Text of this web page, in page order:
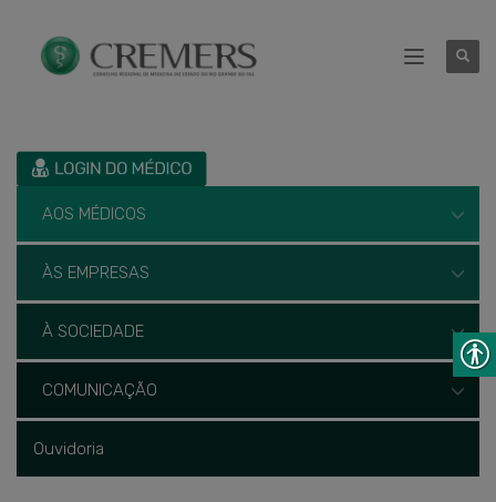
AOS MÉDICOS
ÀS EMPRESAS
À SOCIEDADE
COMUNICAÇÃO
Ouvidoria